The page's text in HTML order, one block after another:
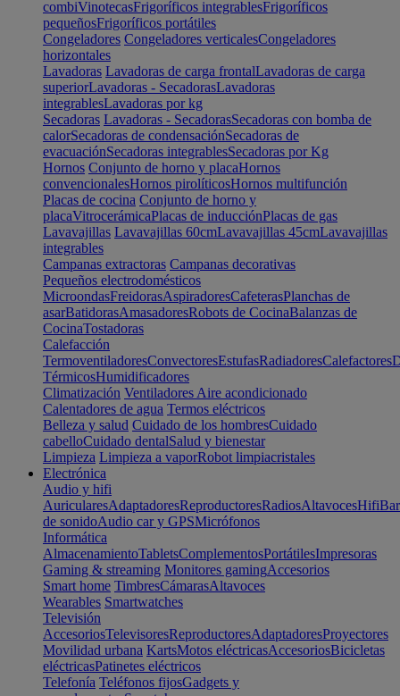
combiVinotecasFrigoríficos integrablesFrigoríficos
pequeñosFrigoríficos portátiles
Congeladores Congeladores verticalesCongeladores
horizontales
Lavadoras Lavadoras de carga frontalLavadoras de carga
superiorLavadoras - SecadorasLavadoras
integrablesLavadoras por kg
Secadoras Lavadoras - SecadorasSecadoras con bomba de
calorSecadoras de condensaciónSecadoras de
evacuaciónSecadoras integrablesSecadoras por Kg
Hornos Conjunto de horno y placaHornos
convencionalesHornos pirolíticosHornos multifunción
Placas de cocina Conjunto de horno y
placaVitrocerámicaPlacas de inducciónPlacas de gas
Lavavajillas Lavavajillas 60cmLavavajillas 45cmLavavajillas
integrables
Campanas extractoras Campanas decorativas
Pequeños electrodomésticos
MicroondasFreidorasAspiradoresCafeterasPlanchas de
asarBatidorasAmasadoresRobots de CocinaBalanzas de
CocinaTostadoras
Calefacción
TermoventiladoresConvectoresEstufasRadiadoresCalefactores
TérmicosHumidificadores
Climatización Ventiladores Aire acondicionado
Calentadores de agua Termos eléctricos
Belleza y salud Cuidado de los hombresCuidado
cabelloCuidado dentalSalud y bienestar
Limpieza Limpieza a vaporRobot limpiacristales
Electrónica
Audio y hifi
AuricularesAdaptadoresReproductoresRadiosAltavocesHifi
de sonidoAudio car y GPSMicrófonos
Informática
AlmacenamientoTabletsComplementosPortátilesImpresoras
Gaming & streaming Monitores gamingAccesorios
Smart home TimbresCámarasAltavoces
Wearables Smartwatches
Televisión
AccesoriosTelevisoresReproductoresAdaptadoresProyectores
Movilidad urbana KartsMotos eléctricasAccesoriosBicicletas
eléctricasPatinetes eléctricos
Telefonía Teléfonos fijosGadgets y